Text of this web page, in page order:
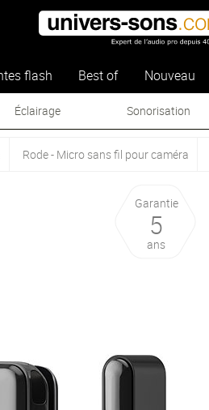
flash Best of Nouveau
Éclairage Sonorisation
Rode - Micro sans fil pour caméra
Garantie
5
ans